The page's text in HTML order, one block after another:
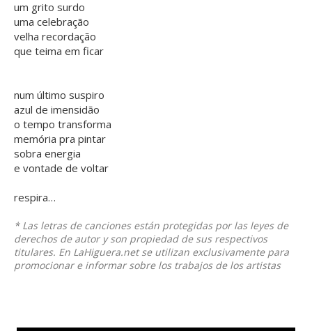
um grito surdo
uma celebração
velha recordação
que teima em ficar
num último suspiro
azul de imensidão
o tempo transforma
memória pra pintar
sobra energia
e vontade de voltar
respira…
* Las letras de canciones están protegidas por las leyes de
derechos de autor y son propiedad de sus respectivos
titulares. En LaHiguera.net se utilizan exclusivamente para
promocionar e informar sobre los trabajos de los artistas